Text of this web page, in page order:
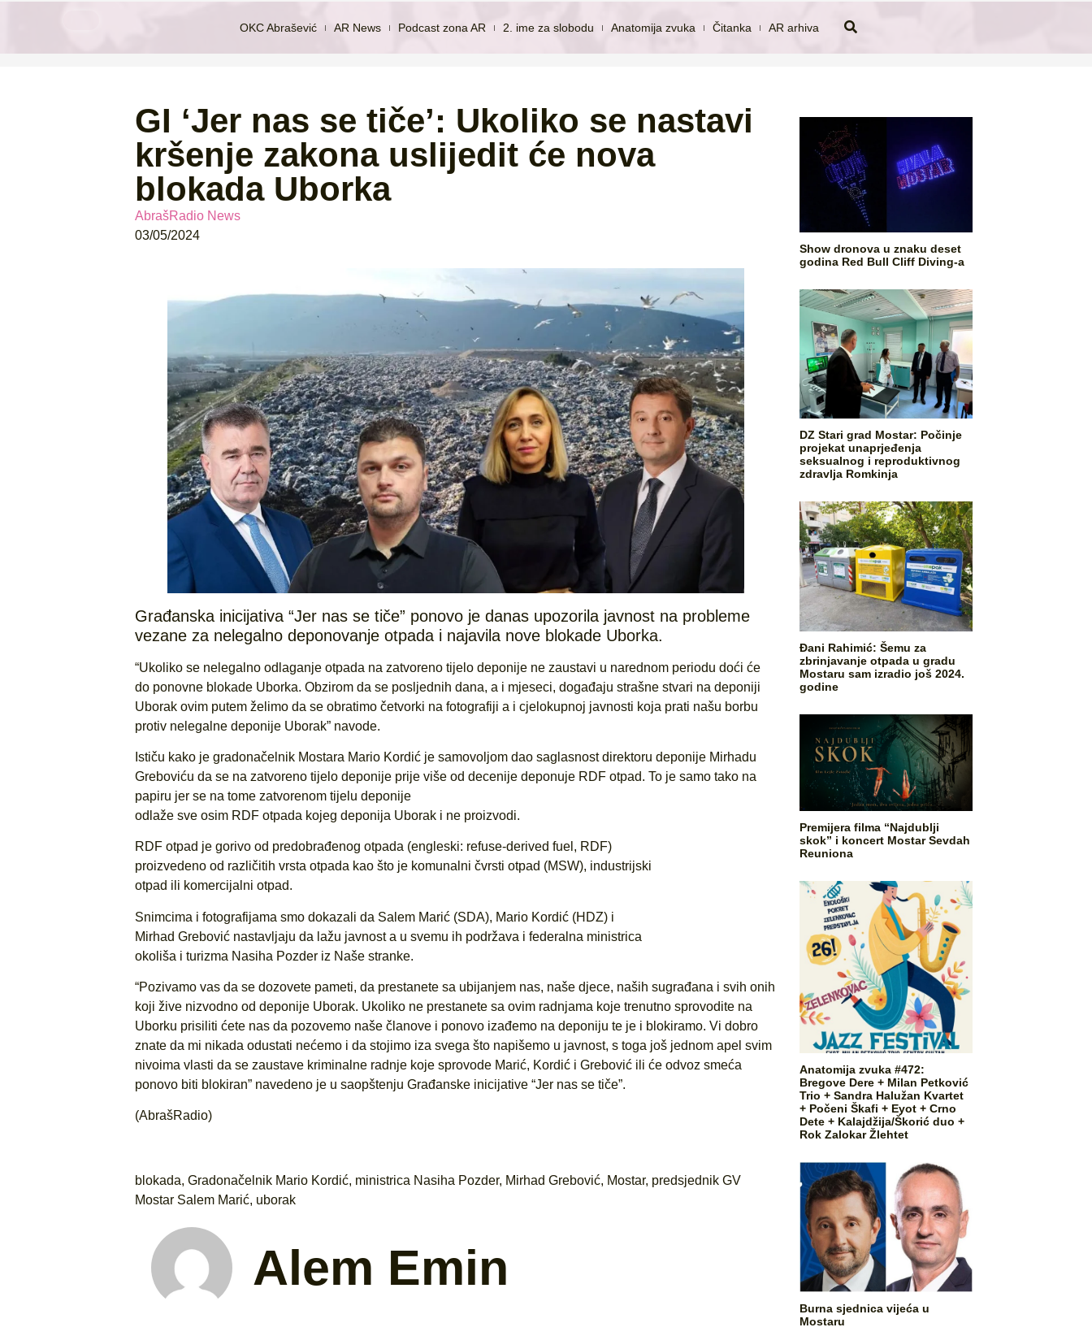
OKC Abrašević AR News Podcast zona AR 2. ime za slobodu Anatomija zvuka Čitanka AR arhiva
GI ‘Jer nas se tiče’: Ukoliko se nastavi
kršenje zakona uslijedit će nova
blokada Uborka
AbrašRadio News
03/05/2024
Građanska inicijativa “Jer nas se tiče” ponovo je danas upozorila javnost na probleme
vezane za nelegalno deponovanje otpada i najavila nove blokade Uborka.
“Ukoliko se nelegalno odlaganje otpada na zatvoreno tijelo deponije ne zaustavi u narednom periodu doći će
do ponovne blokade Uborka. Obzirom da se posljednih dana, a i mjeseci, događaju strašne stvari na deponiji
Uborak ovim putem želimo da se obratimo četvorki na fotografiji a i cjelokupnoj javnosti koja prati našu borbu
protiv nelegalne deponije Uborak” navode.
Ističu kako je gradonačelnik Mostara Mario Kordić je samovoljom dao saglasnost direktoru deponije Mirhadu
Greboviću da se na zatvoreno tijelo deponije prije više od decenije deponuje RDF otpad. To je samo tako na
papiru jer se na tome zatvorenom tijelu deponije
odlaže sve osim RDF otpada kojeg deponija Uborak i ne proizvodi.
RDF otpad je gorivo od predobrađenog otpada (engleski: refuse-derived fuel, RDF)
proizvedeno od različitih vrsta otpada kao što je komunalni čvrsti otpad (MSW), industrijski
otpad ili komercijalni otpad.
Snimcima i fotografijama smo dokazali da Salem Marić (SDA), Mario Kordić (HDZ) i
Mirhad Grebović nastavljaju da lažu javnost a u svemu ih podržava i federalna ministrica
okoliša i turizma Nasiha Pozder iz Naše stranke.
“Pozivamo vas da se dozovete pameti, da prestanete sa ubijanjem nas, naše djece, naših sugrađana i svih onih
koji žive nizvodno od deponije Uborak. Ukoliko ne prestanete sa ovim radnjama koje trenutno sprovodite na
Uborku prisiliti ćete nas da pozovemo naše članove i ponovo izađemo na deponiju te je i blokiramo. Vi dobro
znate da mi nikada odustati nećemo i da stojimo iza svega što napišemo u javnost, s toga još jednom apel svim
nivoima vlasti da se zaustave kriminalne radnje koje sprovode Marić, Kordić i Grebović ili će odvoz smeća
ponovo biti blokiran” navedeno je u saopštenju Građanske inicijative “Jer nas se tiče”.
(AbrašRadio)
blokada, Gradonačelnik Mario Kordić, ministrica Nasiha Pozder, Mirhad Grebović, Mostar, predsjednik GV
Mostar Salem Marić, uborak
Alem Emin
Show dronova u znaku deset
godina Red Bull Cliff Diving-a
DZ Stari grad Mostar: Počinje
projekat unaprjeđenja
seksualnog i reproduktivnog
zdravlja Romkinja
Đani Rahimić: Šemu za
zbrinjavanje otpada u gradu
Mostaru sam izradio još 2024.
godine
Premijera filma “Najdublji
skok” i koncert Mostar Sevdah
Reuniona
Anatomija zvuka #472:
Bregove Dere + Milan Petković
Trio + Sandra Halužan Kvartet
+ Počeni Škafi + Eyot + Crno
Dete + Kalajdžija/Škorić duo +
Rok Zalokar Žlehtet
Burna sjednica vijeća u
Mostaru